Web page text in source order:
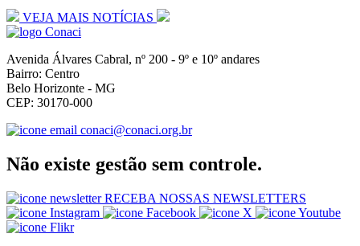
VEJA MAIS NOTÍCIAS
Avenida Álvares Cabral, nº 200 - 9º e 10º andares
Bairro: Centro
Belo Horizonte - MG
CEP: 30170-000
conaci@conaci.org.br
Não existe gestão sem controle.
RECEBA NOSSAS NEWSLETTERS